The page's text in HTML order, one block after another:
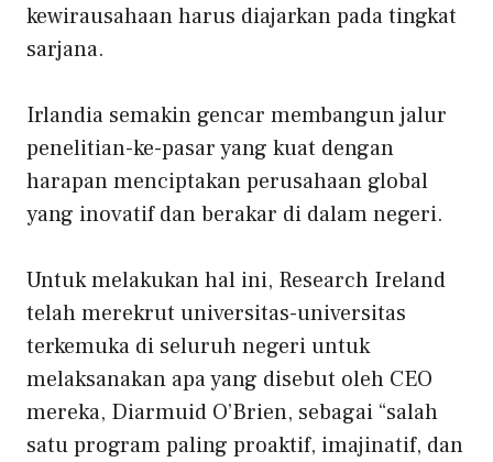
kewirausahaan harus diajarkan pada tingkat
sarjana.
Irlandia semakin gencar membangun jalur
penelitian-ke-pasar yang kuat dengan
harapan menciptakan perusahaan global
yang inovatif dan berakar di dalam negeri.
Untuk melakukan hal ini, Research Ireland
telah merekrut universitas-universitas
terkemuka di seluruh negeri untuk
melaksanakan apa yang disebut oleh CEO
mereka, Diarmuid O’Brien, sebagai “salah
satu program paling proaktif, imajinatif, dan